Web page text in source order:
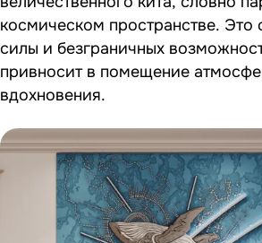
космическом пространстве.
силы и безграничных
привносит в помещение
вдохновения.